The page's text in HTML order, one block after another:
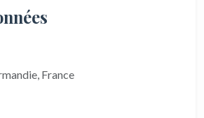
France